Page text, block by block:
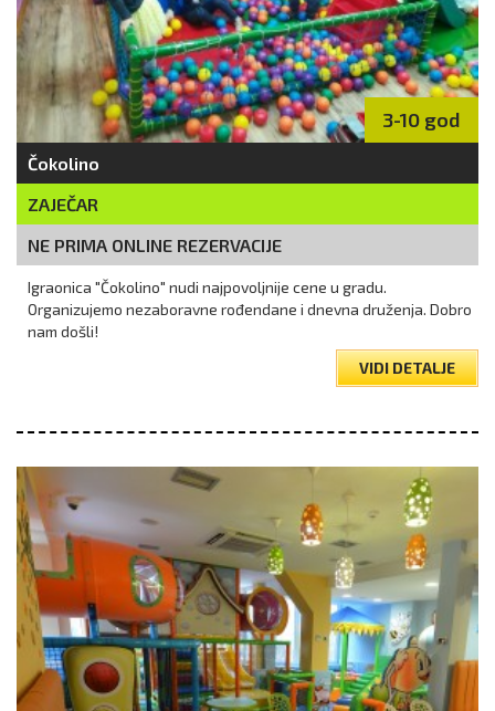
3-10 god
Čokolino
ZAJEČAR
NE PRIMA ONLINE REZERVACIJE
Igraonica "Čokolino" nudi najpovoljnije cene u gradu.
Organizujemo nezaboravne rođendane i dnevna druženja. Dobro
nam došli!
VIDI DETALJE